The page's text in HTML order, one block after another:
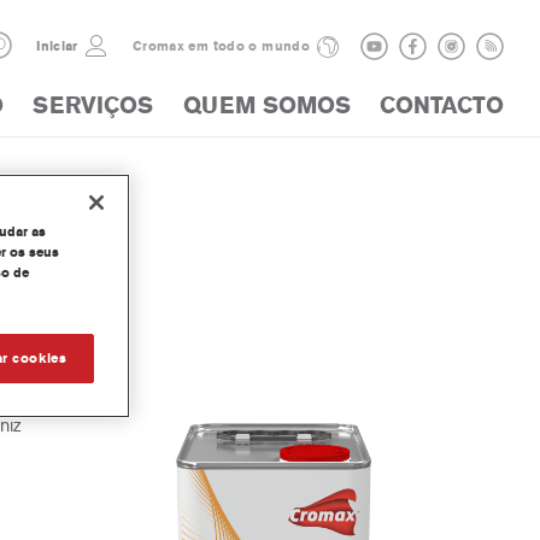
Iniciar Cromax em todo o mundo
SERVIÇOS QUEM SOMOS CONTACTO
as
os seus
de
cookies